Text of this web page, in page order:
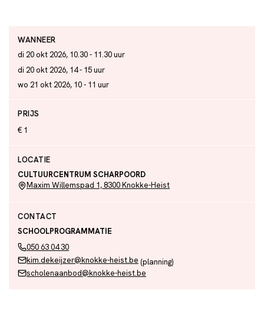
WANNEER
di 20 okt 2026, 10.30 - 11.30 uur
di 20 okt 2026, 14 - 15 uur
wo 21 okt 2026, 10 - 11 uur
PRIJS
€ 1
LOCATIE
CULTUURCENTRUM SCHARPOORD
Maxim Willemspad 1, 8300 Knokke-Heist
CONTACT
SCHOOLPROGRAMMATIE
050 63 04 30
kim.dekeijzer@knokke-heist.be (planning)
scholenaanbod@knokke-heist.be